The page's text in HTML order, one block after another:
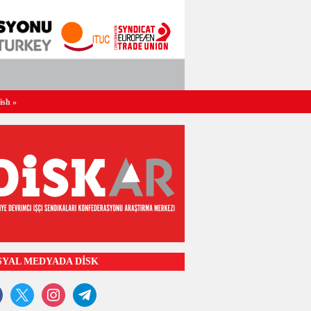
»
MEDYADA DİSK
x instagramtelegram